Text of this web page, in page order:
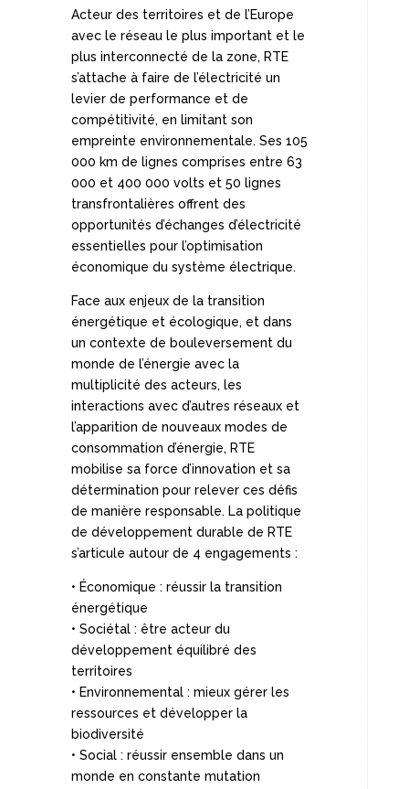
Acteur des territoires et de l’Europe
avec le réseau le plus important et le
plus interconnecté de la zone, RTE
s’attache à faire de l’électricité un
levier de performance et de
compétitivité, en limitant son
empreinte environnementale. Ses 105
000 km de lignes comprises entre 63
000 et 400 000 volts et 50 lignes
transfrontalières offrent des
opportunités d’échanges d’électricité
essentielles pour l’optimisation
économique du système électrique.
Face aux enjeux de la transition
énergétique et écologique, et dans
un contexte de bouleversement du
monde de l’énergie avec la
multiplicité des acteurs, les
interactions avec d’autres réseaux et
l’apparition de nouveaux modes de
consommation d’énergie, RTE
mobilise sa force d’innovation et sa
détermination pour relever ces défis
de manière responsable. La politique
de développement durable de RTE
s’articule autour de 4 engagements :
• Économique : réussir la transition
énergétique
• Sociétal : être acteur du
développement équilibré des
territoires
• Environnemental : mieux gérer les
ressources et développer la
biodiversité
• Social : réussir ensemble dans un
monde en constante mutation